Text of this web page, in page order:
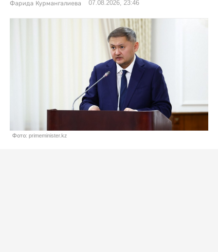
Фарида Курмангалиева 07.08.2026, 23:46
Фото: primeminister.kz